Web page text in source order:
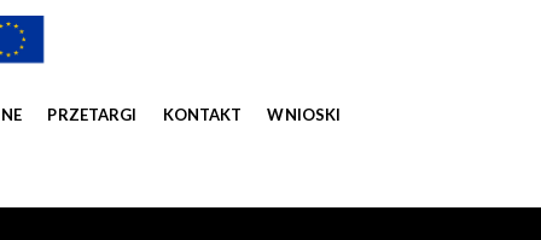
PRZETARGI KONTAKT WNIOSKI